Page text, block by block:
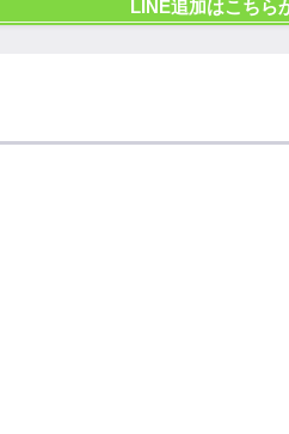
LINE追加はこち